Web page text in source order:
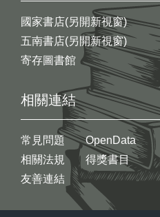
國家書店(另開新視窗)
五南書店(另開新視窗)
寄存圖書館
相關連結
常見問題
相關法規
友善連結
OpenData
得獎書目